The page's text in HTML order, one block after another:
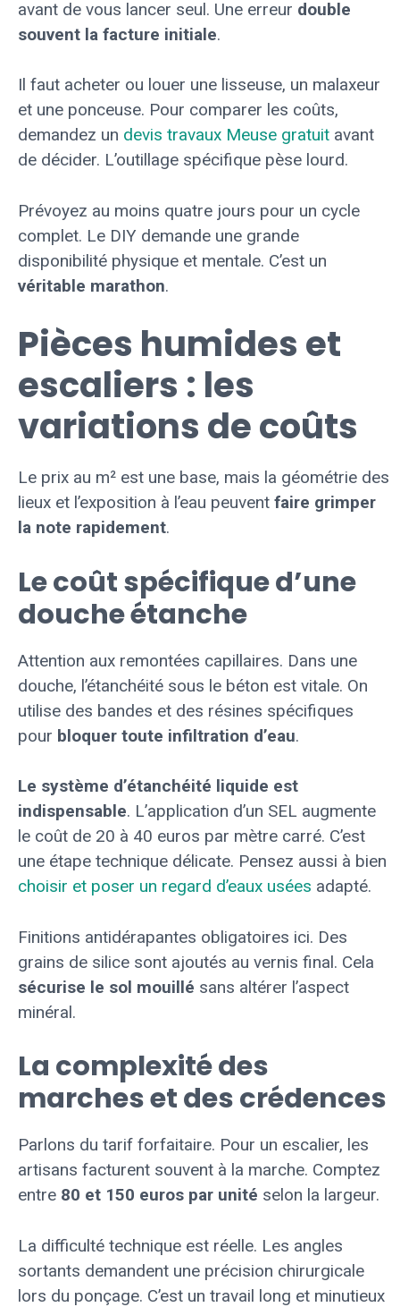
avant de vous lancer seul. Une erreur double
souvent la facture initiale.
Il faut acheter ou louer une lisseuse, un malaxeur
et une ponceuse. Pour comparer les coûts,
demandez un devis travaux Meuse gratuit avant
de décider. L’outillage spécifique pèse lourd.
Prévoyez au moins quatre jours pour un cycle
complet. Le DIY demande une grande
disponibilité physique et mentale. C’est un
véritable marathon.
Pièces humides et
escaliers : les
variations de coûts
Le prix au m² est une base, mais la géométrie des
lieux et l’exposition à l’eau peuvent faire grimper
la note rapidement.
Le coût spécifique d’une
douche étanche
Attention aux remontées capillaires. Dans une
douche, l’étanchéité sous le béton est vitale. On
utilise des bandes et des résines spécifiques
pour bloquer toute infiltration d’eau.
Le système d’étanchéité liquide est
indispensable. L’application d’un SEL augmente
le coût de 20 à 40 euros par mètre carré. C’est
une étape technique délicate. Pensez aussi à bien
choisir et poser un regard d’eaux usées adapté.
Finitions antidérapantes obligatoires ici. Des
grains de silice sont ajoutés au vernis final. Cela
sécurise le sol mouillé sans altérer l’aspect
minéral.
La complexité des
marches et des crédences
Parlons du tarif forfaitaire. Pour un escalier, les
artisans facturent souvent à la marche. Comptez
entre 80 et 150 euros par unité selon la largeur.
La difficulté technique est réelle. Les angles
sortants demandent une précision chirurgicale
lors du ponçage. C’est un travail long et minutieux